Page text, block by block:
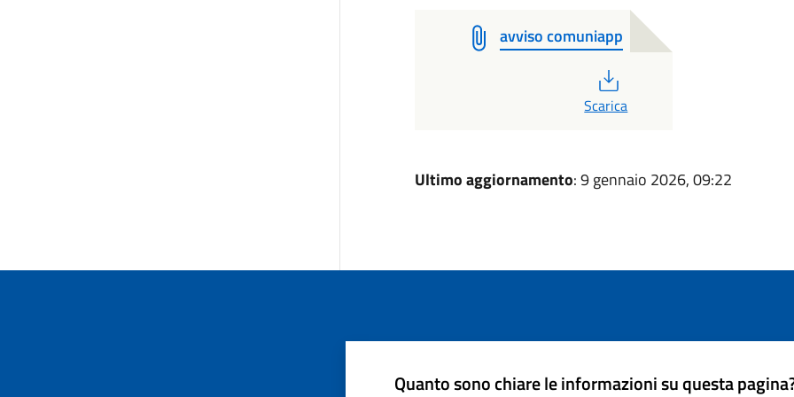
avviso comuniapp
Scarica
Ultimo aggiornamento: 9 gennaio 2026, 09:22
Quanto sono chiare le informazioni su questa